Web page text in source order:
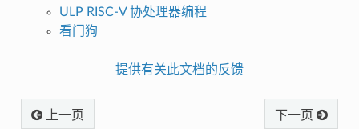
ULP RISC-V 协处理器编程
看门狗
提供有关此文档的反馈
上一页 下一页